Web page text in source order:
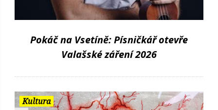
Pokáč na Vsetíně: Písničkář otevře
Valašské záření 2026
Kultura